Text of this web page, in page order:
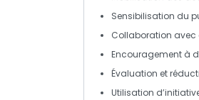
Sensibilisation du
Collaboration avec
Encouragement à
Évaluation et
Utilisation